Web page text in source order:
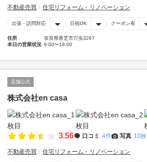
不動産売買 住宅リフォーム・リノベーション
出張・訪問対応 日祝OK クーポン有
住所
奈良県香芝市穴虫3267
本日の営業状況 9:00〜18:00
店舗公式
株式会社en casa
3.56 口コミ 4件 写真 10枚
不動産売買 住宅リフォーム・リノベーション